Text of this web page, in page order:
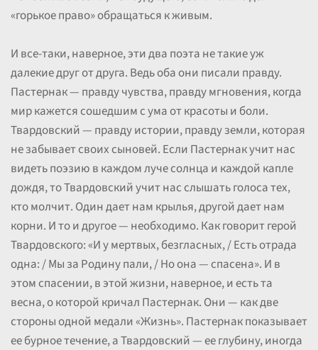
«горькое право» обращаться к живым.
И все-таки, наверное, эти два поэта не такие уж
далекие друг от друга. Ведь оба они писали правду.
Пастернак — правду чувства, правду мгновения, когда
мир кажется сошедшим с ума от красоты и боли.
Твардовский — правду истории, правду земли, которая
не забывает своих сыновей. Если Пастернак учит нас
видеть поэзию в каждом луче солнца и каждой капле
дождя, то Твардовский учит нас слышать голоса тех,
кто молчит. Один дает нам крылья, другой дает нам
корни. И то и другое — необходимо. Как говорит герой
Твардовского: «И у мертвых, безгласных, / Есть отрада
одна: / Мы за Родину пали, / Но она — спасена». И в
этом спасении, в этой жизни, наверное, и есть та
весна, о которой кричал Пастернак. Они — как две
стороны одной медали «Жизнь». Пастернак показывает
ее бурное течение, а Твардовский — ее глубину, иногда